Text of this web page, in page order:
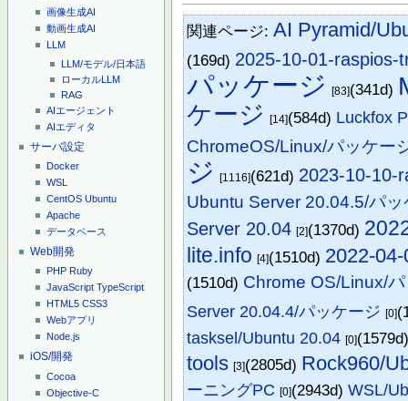
画像生成AI
動画生成AI
LLM
LLM/モデル/日本語
ローカルLLM
RAG
AIエージェント
AIエディタ
サーバ設定
Docker
WSL
CentOS Ubuntu
Apache
データベース
Web開発
PHP Ruby
JavaScript TypeScript
HTML5 CSS3
Webアプリ
Node.js
iOS/開発
Cocoa
Objective-C
関連ページ:AI Pyramid/
(169d) 2025-10-01-raspios-
パッケージ [83](341d)
ケージ
[14](584d) Luckfox
ChromeOS/Linux/パッケー
ジ [1116](621d) 2023-10-10-
Ubuntu Server 20.04.5/パッ
Server 20.04 [2](1370d)
lite.info [4](1510d) 2022-
(1510d) Chrome OS/Linux/
Server 20.04.4/パッケージ [0]
tasksel/Ubuntu 20.04 [0]
tools [3](2805d) Rock960/
ーニングPC [0](2943d)WSL/